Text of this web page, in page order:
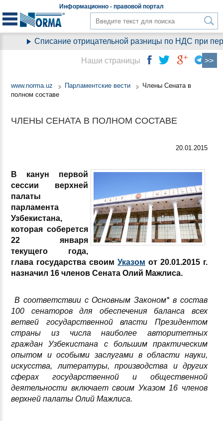
Информационно - правовой портал
Списание отрицательной разницы по НДС при
www.norma.uz Парламентские вести
Члены Сената в
полном составе
ЧЛЕНЫ СЕНАТА В ПОЛНОМ СОСТАВЕ
20.01.2015
В канун первой
сессии верхней
палаты
парламента
Узбекистана,
которая соберется
22 января
текущего года,
глава государства своимУказом от 20.01.2015 г.
назначил 16 членов Сената Олий Мажлиса.
В соответствии с Основным Законом* в состав
100 сенаторов для обеспечения баланса всех
ветвей государственной власти Президентом
страны из числа наиболее авторитетных
граждан Узбекистана с большим практическим
опытом и особыми заслугами в области науки,
искусства, литературы, производства и других
сферах государственной и общественной
деятельности включает своим Указом 16 членов
верхней палаты Олий Мажлиса.
Наши страницы